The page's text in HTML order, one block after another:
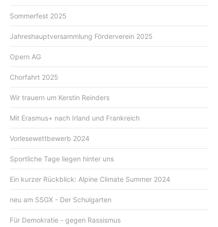
Sommerfest 2025
Jahreshauptversammlung Förderverein 2025
Opern AG
Chorfahrt 2025
Wir trauern um Kerstin Reinders
Mit Erasmus+ nach Irland und Frankreich
Vorlesewettbewerb 2024
Sportliche Tage liegen hinter uns
Ein kurzer Rückblick: Alpine Climate Summer 2024
neu am SSGX - Der Schulgarten
Für Demokratie - gegen Rassismus